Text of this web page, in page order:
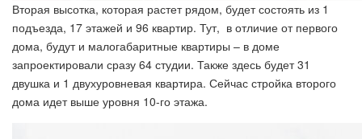
Вторая высотка, которая растет рядом, будет состоять из 1
подъезда, 17 этажей и 96 квартир. Тут, в отличие от первого
дома, будут и малогабаритные квартиры – в доме
запроектировали сразу 64 студии. Также здесь будет 31
двушка и 1 двухуровневая квартира. Сейчас стройка второго
дома идет выше уровня 10-го этажа.